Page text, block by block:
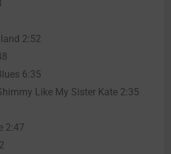
2:52
6:35
Like My Sister Kate 2:35
2:47